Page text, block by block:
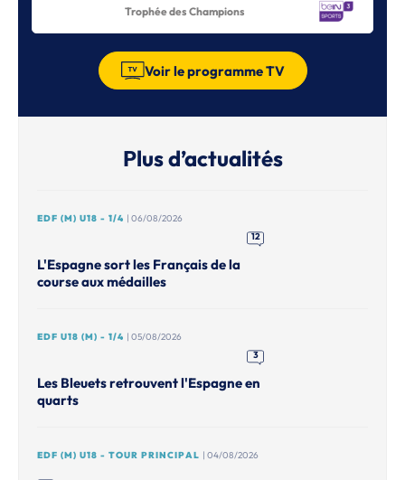
Trophée des Champions
Voir le programme TV
Plus d’actualités
EDF (M) U18 - 1/4 | 06/08/2026
12
L'Espagne sort les Français de la
course aux médailles
EDF U18 (M) - 1/4 | 05/08/2026
3
Les Bleuets retrouvent l'Espagne en
quarts
EDF (M) U18 - TOUR PRINCIPAL | 04/08/2026